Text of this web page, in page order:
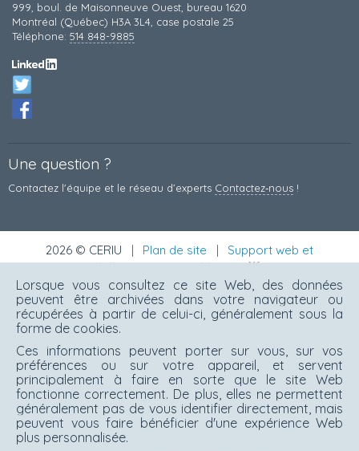
999, boul. de Maisonneuve Ouest, bureau 1620
Montréal (Québec) H3A 3L4, case postale 25
Téléphone: 514 848-9885
Une question ?
Contactez l'équipe et le réseau d’experts Contactez‑nous !
2026 © CERIU | Plan de site |
Support web et
hébergement par Monarq
Lorsque vous consultez ce site Web, des données
peuvent être archivées dans votre navigateur ou
récupérées à partir de celui-ci, généralement sous la
forme de cookies.
Ces informations peuvent porter sur vous, sur vos
préférences ou sur votre appareil, et servent
principalement à faire en sorte que le site Web
fonctionne correctement. De plus, elles ne permettent
généralement pas de vous identifier directement, mais
peuvent vous faire bénéficier d'une expérience Web
plus personnalisée.